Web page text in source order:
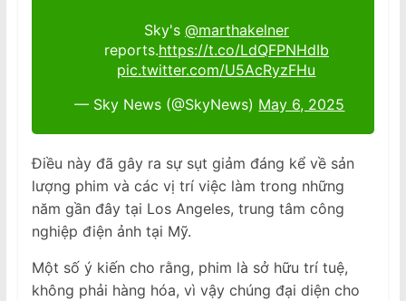
Sky's @marthakelner
reports.https://t.co/LdQFPNHdIb
pic.twitter.com/U5AcRyzFHu
— Sky News (@SkyNews) May 6, 2025
Điều này đã gây ra sự sụt giảm đáng kể về sản
lượng phim và các vị trí việc làm trong những
năm gần đây tại Los Angeles, trung tâm công
nghiệp điện ảnh tại Mỹ.
Một số ý kiến cho rằng, phim là sở hữu trí tuệ,
không phải hàng hóa, vì vậy chúng đại diện cho